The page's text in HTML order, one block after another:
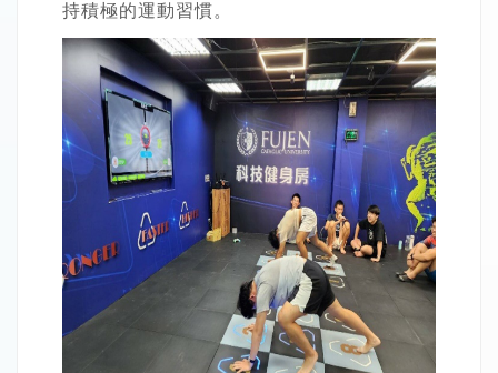
持積極的運動習慣。